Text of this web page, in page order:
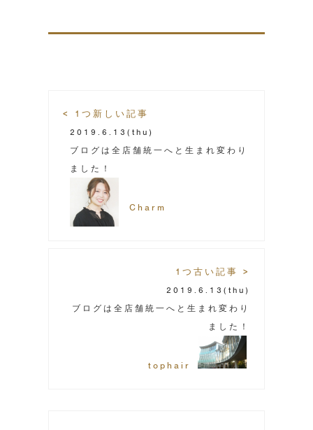
< 1つ新しい記事
2019.6.13 (thu)
ブログは全店舗統一へと生まれ変わり
ました！
Charm
1つ古い記事 >
2019.6.13 (thu)
ブログは全店舗統一へと生まれ変わり
ました！
tophair